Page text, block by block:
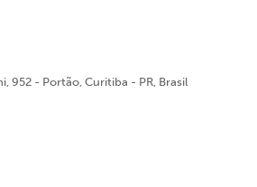
952 - Portão, Curitiba - PR, Brasil